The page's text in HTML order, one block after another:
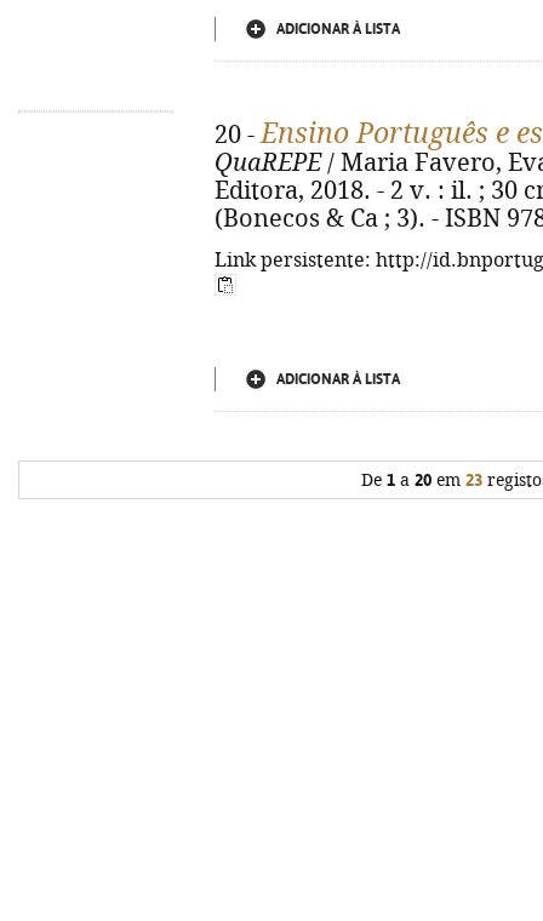
ADICIONAR À LISTA
20 -Ensino Português e
QuaREPE/ Maria Favero,
Editora, 2018. - 2 v. : il. ; 30
(Bonecos & Ca ; 3). - ISBN
Link persistente: http://
ADICIONAR À LISTA
De 1a 20em 23